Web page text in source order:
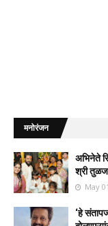
मनोरंजन
अभिनेते
श्री
May
‘हे